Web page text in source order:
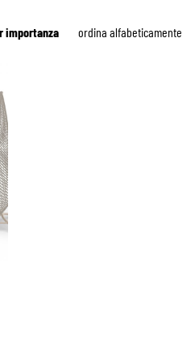
ordina alfabeticamente
importanza